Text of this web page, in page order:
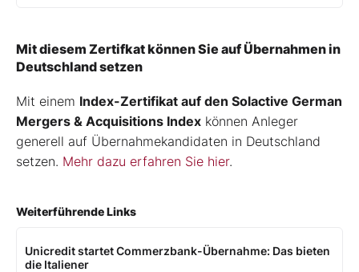
Mit diesem Zertifkat können Sie auf Übernahmen in
Deutschland setzen
Mit einem Index-Zertifikat auf den Solactive German
Mergers & Acquisitions Index können Anleger
generell auf Übernahmekandidaten in Deutschland
setzen. Mehr dazu erfahren Sie hier.
Weiterführende Links
Unicredit startet Commerzbank-Übernahme: Das bieten
die Italiener